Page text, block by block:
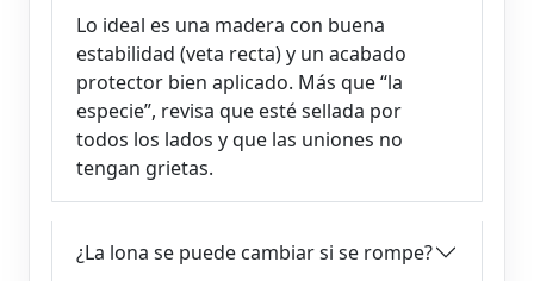
Lo ideal es una madera con buena
estabilidad (veta recta) y un acabado
protector bien aplicado. Más que “la
especie”, revisa que esté sellada por
todos los lados y que las uniones no
tengan grietas.
¿La lona se puede cambiar si se rompe?